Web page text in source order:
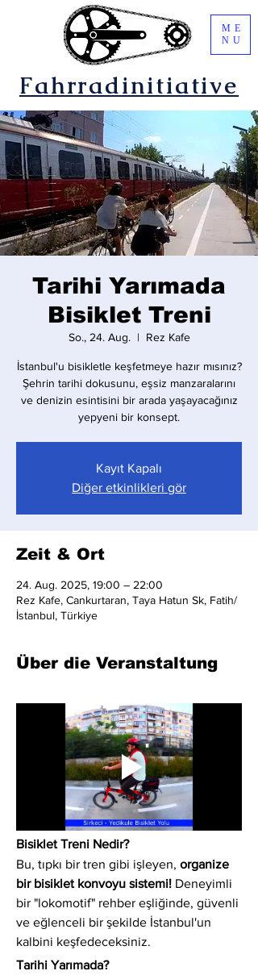
Fahrradinitiative
ME
NU
Tarihi Yarımada
Bisiklet Treni
So., 24. Aug.
  |
Rez Kafe
İstanbul'u bisikletle keşfetmeye hazır mısınız?
Şehrin tarihi dokusunu, eşsiz manzaralarını
ve denizin esintisini bir arada yaşayacağınız
yepyeni bir konsept.
Kayıt Kapalı
Diğer etkinlikleri gör
Zeit & Ort
24. Aug. 2025, 19:00 – 22:00
Rez Kafe, Cankurtaran, Taya Hatun Sk, Fatih/
İstanbul, Türkiye
Über die Veranstaltung
Bisiklet Treni Nedir?
Bu, tıpkı bir tren gibi işleyen, organize
bir bisiklet konvoyu sistemi! Deneyimli
bir "lokomotif" rehber eşliğinde, güvenli
ve eğlenceli bir şekilde İstanbul'un
kalbini keşfedeceksiniz.
Tarihi Yarımada?